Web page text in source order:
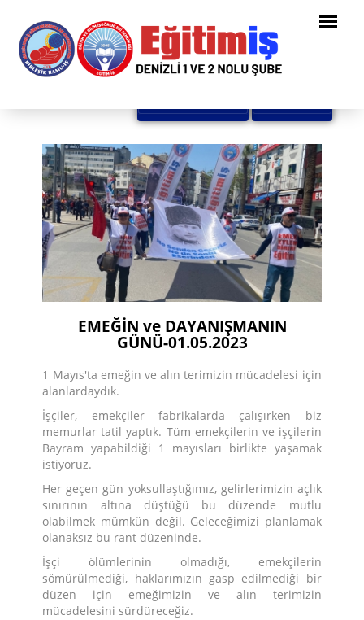
EMEĞİN ve DAYANIŞMANIN
GÜNÜ-01.05.2023
1 Mayıs'ta emeğin ve alın terimizin mücadelesi için
alanlardaydık.
İşçiler, emekçiler fabrikalarda çalışırken biz
memurlar tatil yaptık. Tüm emekçilerin ve işçilerin
Bayram yapabildiği 1 mayısları birlikte yaşamak
istiyoruz.
Her geçen gün yoksullaştığımız, gelirlerimizin açlık
sınırının altına düştüğü bu düzende mutlu
olabilmek mümkün değil. Geleceğimizi planlamak
olanaksız bu rant düzeninde.
İşçi ölümlerinin olmadığı, emekçilerin
sömürülmediği, haklarımızın gasp edilmediği bir
düzen için emeğimizin ve alın terimizin
mücadelesini sürdüreceğiz.